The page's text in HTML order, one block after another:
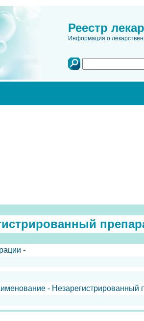
Реестр
Информация о
-
- Незарегистрированный